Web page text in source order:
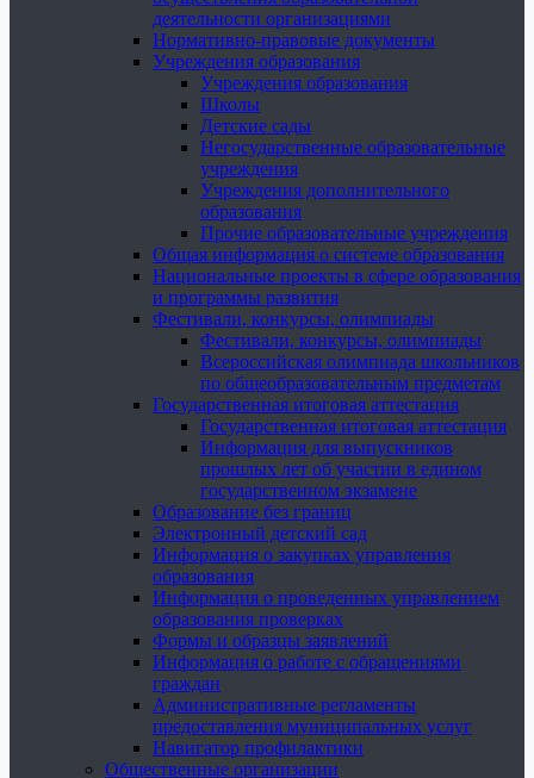
деятельности организациями
Нормативно-правовые документы
Учреждения образования
Учреждения образования
Школы
Детские сады
Негосударственные образовательные
учреждения
Учреждения дополнительного
образования
Прочие образовательные учреждения
Общая информация о системе образования
Национальные проекты в сфере образования
и программы развития
Фестивали, конкурсы, олимпиады
Фестивали, конкурсы, олимпиады
Всероссийская олимпиада школьников
по общеобразовательным предметам
Государственная итоговая аттестация
Государственная итоговая аттестация
Информация для выпускников
прошлых лет об участии в едином
государственном экзамене
Образование без границ
Электронный детский сад
Информация о закупках управления
образования
Информация о проведенных управлением
образования проверках
Формы и образцы заявлений
Информация о работе с обращениями
граждан
Административные регламенты
предоставления муниципальных услуг
Навигатор профилактики
Общественные организации